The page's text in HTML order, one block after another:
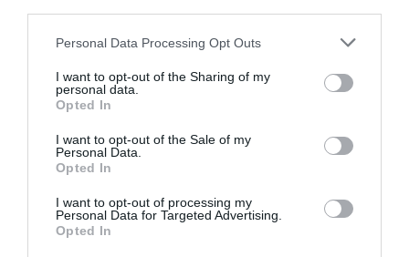
Personal Data Processing Opt Outs
I want to opt-out of the Sharing of my
personal data.
Opted In
I want to opt-out of the Sale of my
Personal Data.
Opted In
I want to opt-out of processing my
Personal Data for Targeted Advertising.
Opted In
När arbetsglöden falnar: Så vet du att det är
1 år sedan